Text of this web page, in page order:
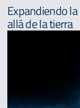
Expandiendo
allá de la tierra